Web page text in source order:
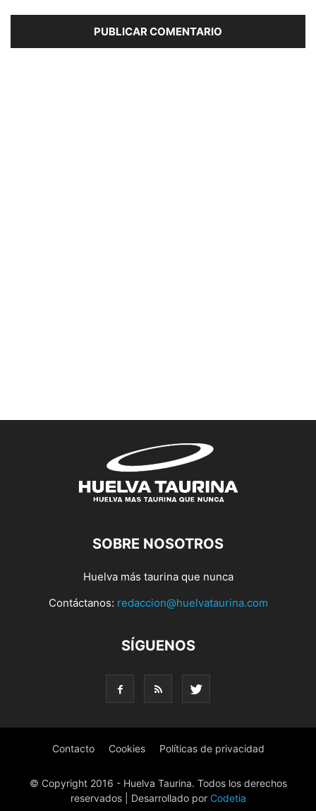
SOBRE NOSOTROS
Huelva más taurina que nunca
Contáctanos: redaccion@huelvataurina.com
SÍGUENOS
Contacto Cookies Políticas de privacidad
© Copyright 2016 - Huelva Taurina. Todos los derechos
reservados | Desarrollado por Codetia